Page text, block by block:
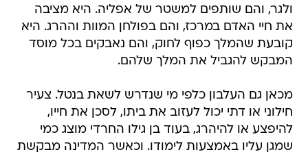
ולגר, והם שותפים למשטר של אפליה. היא מציבה
את חיי האדם במרכז, והם בפולחן המוות וההרג. היא
קובעת שהמלך כפוף לחוק, והם נאבקים בכל מוסד
המבקש להגביל את המלך שלהם.
מכאן גם העלבון כלפי מי שנדרש לשאת בנטל. צעיר
חילוני או דתי יכול לעזוב את ביתו, לסכן את חייו,
להיפצע או להיהרג, בעוד בן גילו החרדי מוצג כמי
שמגן עליו באמצעות לימודו. וכאשר המדינה מבקשת